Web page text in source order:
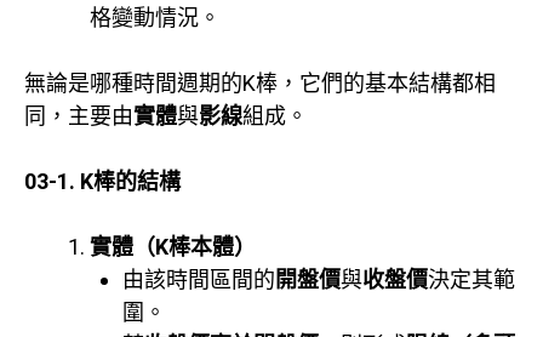
格變動情況。
無論是哪種時間週期的K棒，它們的基本結構都相
同，主要由實體與影線組成。
03-1. K棒的結構
實體（K棒本體）
由該時間區間的開盤價與收盤價決定其範
圍。